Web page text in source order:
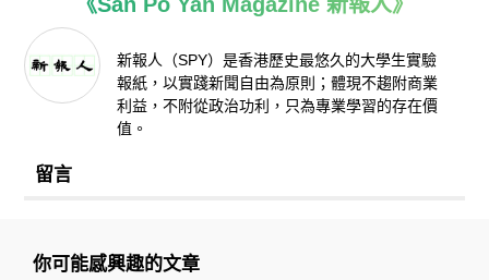
新報人（SPY）是香港歷史最悠久的大學生實驗
報紙，以實踐新聞自由為原則；體現不趨附商業
利益，不附從政治功利，只為專業學習的存在價
值。
留言
你可能感興趣的文章